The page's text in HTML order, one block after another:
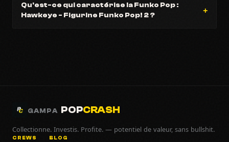
Qu'est-ce qui caractérise la Funko Pop :
Hawkeye - Figurine Funko Pop! 2 ?
GAMPA POPCRASH
Collectionne. Investis. Profite. — potentiel de valeur, sans bullshit.
CREWS BLOG